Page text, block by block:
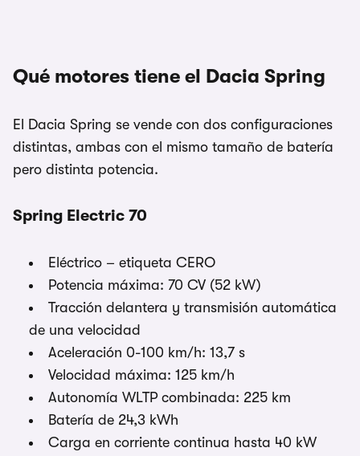
Qué motores tiene el Dacia Spring
El Dacia Spring se vende con dos configuraciones
distintas, ambas con el mismo tamaño de batería
pero distinta potencia.
Spring Electric 70
Eléctrico – etiqueta CERO
Potencia máxima: 70 CV (52 kW)
Tracción delantera y transmisión automática
de una velocidad
Aceleración 0-100 km/h: 13,7 s
Velocidad máxima: 125 km/h
Autonomía WLTP combinada: 225 km
Batería de 24,3 kWh
Carga en corriente continua hasta 40 kW